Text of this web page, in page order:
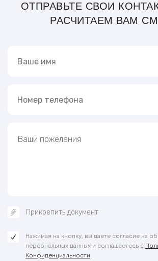
ОТПРАВЬТЕ СВОИ
РАСЧИТАЕМ ВАМ
Нажимая на кнопку, вы даете согласие на
персональных данных и соглашаетесь с
Конфиденциальности
Прикрепить документ